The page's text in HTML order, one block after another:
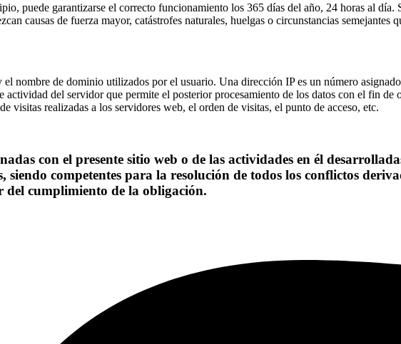
puede garantizarse el correcto funcionamiento los 365 días del año, 24 horas al
causas de fuerza mayor, catástrofes naturales, huelgas o circunstancias semejantes
nombre de dominio utilizados por el usuario. Una dirección IP es un número
del servidor que permite el posterior procesamiento de los datos con el fin de
visitas realizadas a los servidores web, el orden de visitas, el punto de acceso, etc.
con el presente sitio web o de las actividades en él
siendo competentes para la resolución de todos los conflictos
cumplimiento de la obligación.